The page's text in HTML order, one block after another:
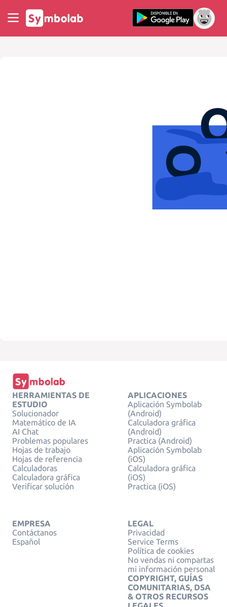
HERRAMIENTAS DE
ESTUDIO
Solucionador
Matemático de IA
AI Chat
Problemas populares
Hojas de trabajo
Hojas de referencia
Calculadoras
Calculadora gráfica
Verificar solución
APLICACIONES
Aplicación Symbolab
(Android)
Calculadora gráfica
(Android)
Practica (Android)
Aplicación Symbolab
(iOS)
Calculadora gráfica
(iOS)
Practica (iOS)
EMPRESA
Contáctanos
Español
LEGAL
Privacidad
Service Terms
Política de cookies
No vendas ni compartas
mi información personal
COPYRIGHT, GUÍAS
COMUNITARIAS, DSA
& OTROS RECURSOS